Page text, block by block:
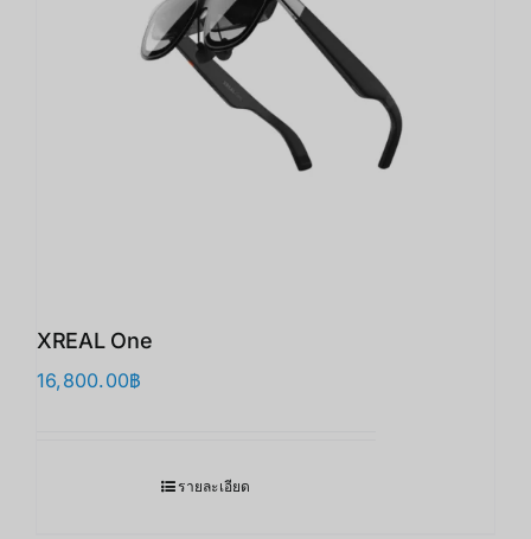
XREAL One
16,800.00฿
รายละเอียด